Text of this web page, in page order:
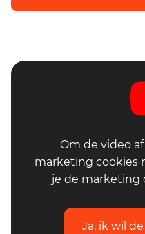
Om de video
marketing cookies
je de marketing
Ja, ik wil